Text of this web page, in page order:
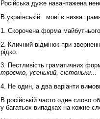
Російська дуже навантажена
В українській мові є низка
1. Скорочена форма
2. Кличний відмінок при
рідко.
3. Пестливість граматичних
троєчко, усенький, сістоньки…
4. Не один, а два варіанти
В російській часто одне слово
у багатьох випадках на кожне